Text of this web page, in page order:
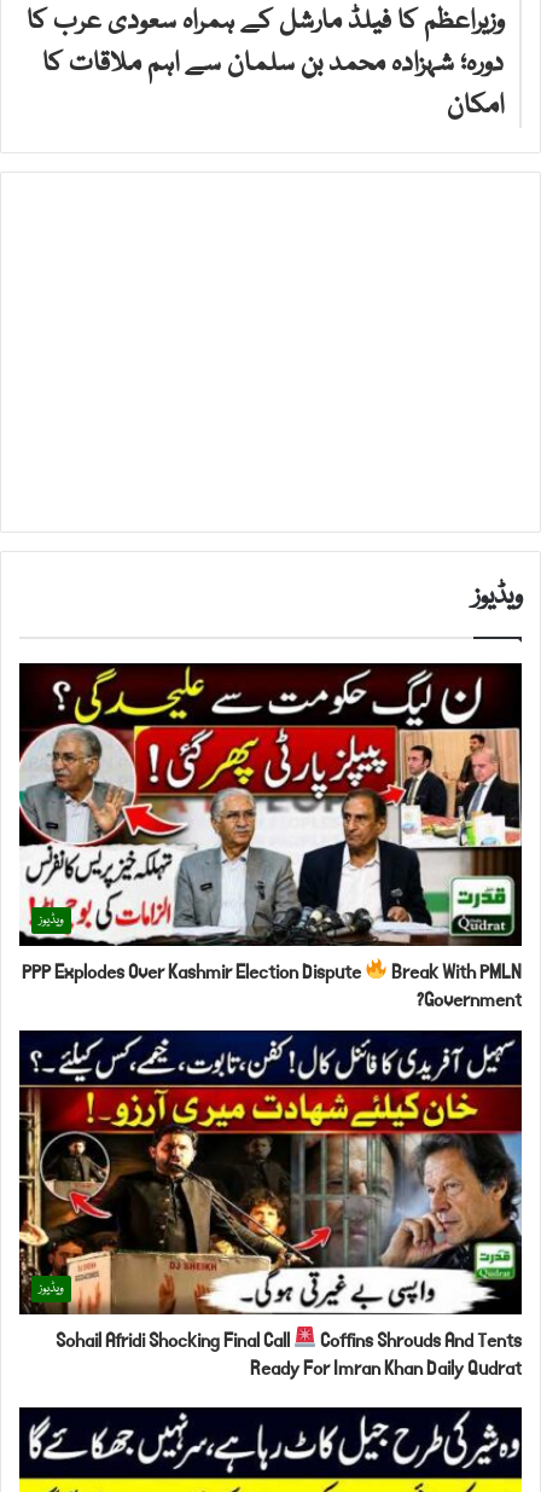
وزیراعظم کا فیلڈ مارشل کے ہمراہ سعودی عرب کا
دورہ؛ شہزادہ محمد بن سلمان سے اہم ملاقات کا
امکان
ویڈیوز
ویڈیوز
PPP Explodes Over Kashmir Election Dispute
Break With PMLN
Government?
ویڈیوز
Sohail Afridi Shocking Final Call
Coffins Shrouds And Tents
Ready For Imran Khan Daily Qudrat